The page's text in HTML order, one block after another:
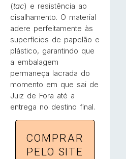
(tac) e resistência ao
cisalhamento. O material
adere perfeitamente às
superfícies de papelão e
plástico, garantindo que
a embalagem
permaneça lacrada do
momento em que sai de
Juiz de Fora até a
entrega no destino final.
COMPRAR
PELO SITE